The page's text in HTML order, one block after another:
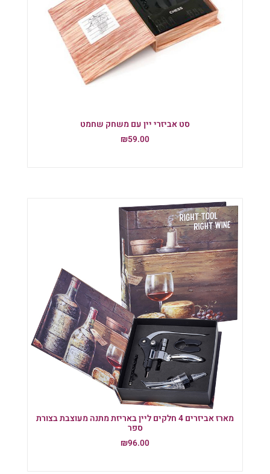
סט אביזרי יין עם משחק שחמט
₪59.00
מארז אביזרים 4 חלקים ליין באריזת מתנה מעוצבת בצורת
ספר
₪96.00